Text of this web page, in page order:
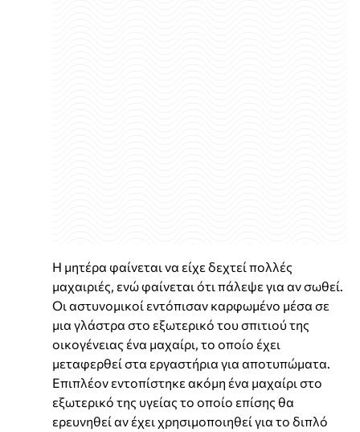
Η μητέρα φαίνεται να είχε δεχτεί πολλές
μαχαιριές, ενώ φαίνεται ότι πάλεψε για αν σωθεί.
Οι αστυνομικοί εντόπισαν καρφωμένο μέσα σε
μια γλάστρα στο εξωτερικό του σπιτιού της
οικογένειας ένα μαχαίρι, το οποίο έχει
μεταφερθεί στα εργαστήρια για αποτυπώματα.
Επιπλέον εντοπίστηκε ακόμη ένα μαχαίρι στο
εξωτερικό της υγείας το οποίο επίσης θα
ερευνηθεί αν έχει χρησιμοποιηθεί για το διπλό